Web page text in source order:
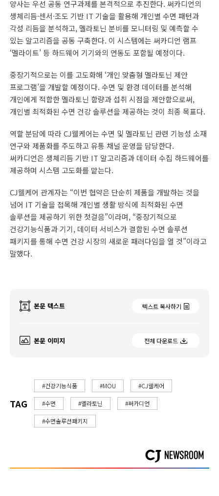
양사는 우선 공동 연구과제를 본격적으로 추진한다. 써카디언의
생체리듬·센서·조도 기반 IT 기술을 활용해 개인별 수면 패턴과
각성 리듬을 분석하고, 멜라토닌 분비를 모니터링 및 예측할 수
있는 알고리즘을 공동 구축한다. 이 시스템에는 써카디언 램프
‘멜라이트’ 등 하드웨어 기기와의 연동도 포함될 예정이다.
중장기적으로는 이를 고도화해 ‘개인 맞춤형 멜라토닌 제안
프로그램’을 개발할 예정이다. 수면 및 환경 데이터를 분석해
개인에게 적합한 멜라토닌 함량과 섭취 시점을 제안함으로써,
개인별 최적화된 수면 건강 솔루션을 제공하는 것이 최종 목표다.
역할 분담에 따라 CJ웰케어는 수면 및 멜라토닌 관련 기능성 소재
연구와 제품화를 주도하고 유통 채널 운영을 담당한다.
써카디언은 생체리듬 기반 IT 알고리즘과 데이터 수집 하드웨어를
제공하며 시스템 고도화를 맡는다.
CJ웰케어 관계자는 “이번 협약은 단순히 제품을 개발하는 것을
넘어 IT 기술을 접목해 개인별 생활 방식에 최적화된 수면
솔루션을 제공하기 위한 첫걸음”이라며, “중장기적으로
건강기능식품과 기기, 데이터 서비스가 결합된 수면 솔루션
패키지를 통해 수면 건강 시장의 새로운 패러다임을 열 것”이라고
말했다.
본문 텍스트 텍스트 복사하기
본문 이미지 전체 다운로드
TAG
#건강기능식품 #MOU #CJ웰케어
#수면 #멜라토닌 #써카디언
#수면솔루션패키지